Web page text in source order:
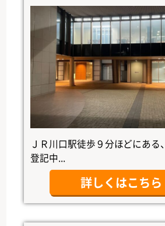
ＪＲ川口駅徒歩９分ほどにある
登記中...
詳しくはこちら